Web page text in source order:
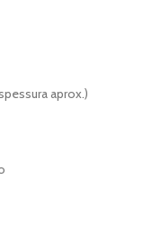
aprox.)